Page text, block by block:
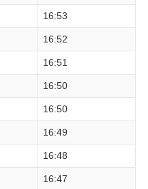
16:53
16:52
16:51
16:50
16:50
16:49
16:48
16:47